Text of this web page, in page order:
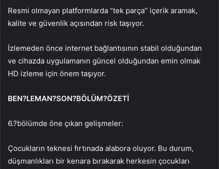
Resmi olmayan platformlarda “tek parça” içerik aramak,
kalite ve güvenlik açısından risk taşıyor.
İzlemeden önce internet bağlantısının stabil olduğundan
ve cihazda uygulamanın güncel olduğundan emin olmak
HD izleme için önem taşıyor.
BEN?LEMAN?SON?BÖLÜM?ÖZETİ
6.?bölümde öne çıkan gelişmeler:
Çocukların teknesi fırtınada alabora oluyor. Bu durum,
düşmanlıkları bir kenara bırakarak herkesin çocukları